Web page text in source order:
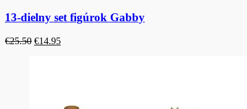
13-dielny set figúrok Gabby
€25.50 Pôvodná
€14.95Aktuálna